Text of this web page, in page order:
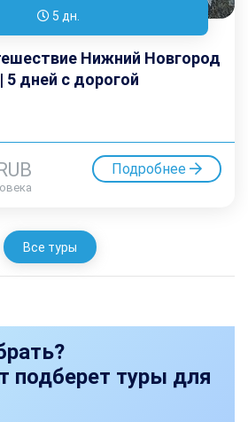
5 дн.
Нижний Новгород
дней с дорогой
Подробнее
Все туры
подберет туры для